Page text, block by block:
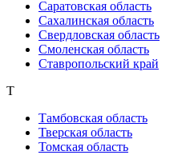
Саратовская область
Сахалинская область
Свердловская область
Смоленская область
Ставропольский край
Т
Тамбовская область
Тверская область
Томская область